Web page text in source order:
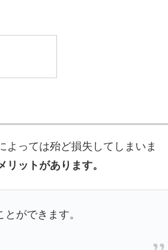
よっては殆ど損失してしまいま
ットがあります。
ができます。